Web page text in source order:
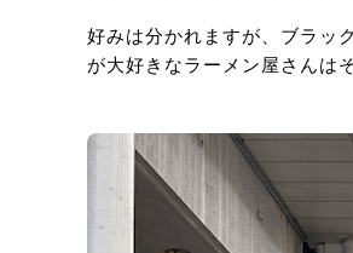
好みは分かれますが、ブラッ
が大好きなラーメン屋さんは